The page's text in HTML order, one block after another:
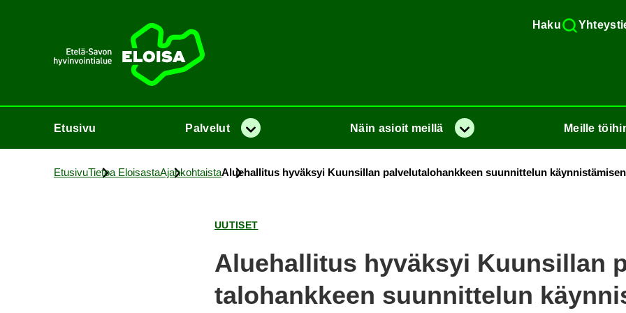
Haku
Etusi­vu
Etusi­vu Pal­ve­lut Va­lik­ko Näin asioit meil­lä Va­lik­ko Meil­le
Etusi­vuTie­toa Eloi­sas­taAjan­koh­tais­taAlue­hal­li­tus hy­väk­syi Kuun­sil­lan pal­ve­lu­ta­lo­hank­keen suun­nit­te­lun
UU­TI­SET
Alue­hal­li­tus hy­väk­syi Kuun­sil­lan
ta­lo­hank­keen suun­nit­te­lun